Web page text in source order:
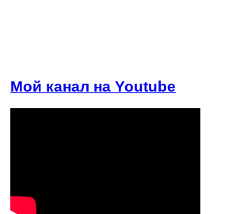
Мой канал на Youtube